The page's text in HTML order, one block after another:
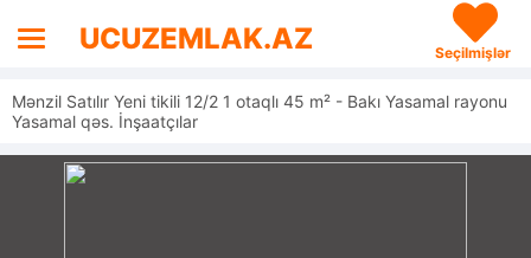
UCUZEMLAK.AZ Seçilmişlər
Mənzil Satılır Yeni tikili 12/2 1 otaqlı 45 m² - Bakı Yasamal rayonu
Yasamal qəs. İnşaatçılar